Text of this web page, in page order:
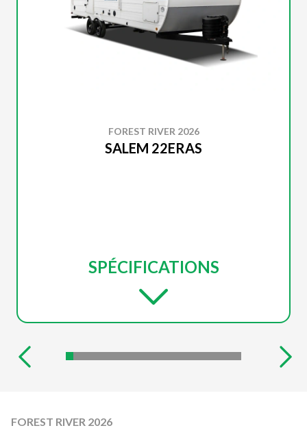
FOREST RIVER 2026
SALEM 22ERAS
SPÉCIFICATIONS
FOREST RIVER 2026